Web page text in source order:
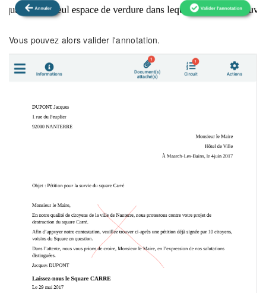
Vous pouvez alors valider l'annotation.